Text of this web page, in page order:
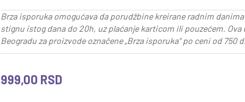
Brza isporuka omogućava da porudžbine kreirane radnim
stignu istog dana do 20h, uz plaćanje karticom ili pouzećem. Ova
Beogradu za proizvode označene „Brza isporuka“ po ceni od 750
999,00 RSD